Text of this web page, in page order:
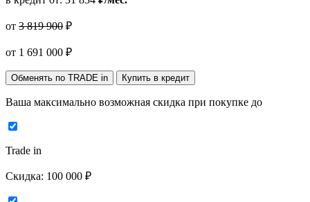
от 3 819 900 ₽
от 1 691 000 ₽
Обменять по TRADE in Купить в кредит
Ваша максимально возможная скидка при покупке до
Trade in
Скидка: 100 000 ₽